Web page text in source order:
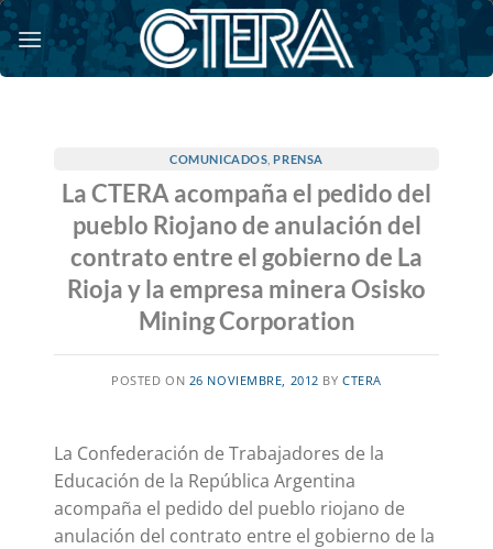
Saltar
al
contenido
COMUNICADOS ,PRENSA
La CTERA acompaña el pedido del
pueblo Riojano de anulación del
contrato entre el gobierno de La
Rioja y la empresa minera Osisko
Mining Corporation
POSTED ON 26 NOVIEMBRE, 2012 BYCTERA
La Confederación de Trabajadores de la
Educación de la República Argentina
acompaña el pedido del pueblo riojano de
anulación del contrato entre el gobierno de la